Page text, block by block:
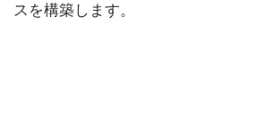
スを構築します。